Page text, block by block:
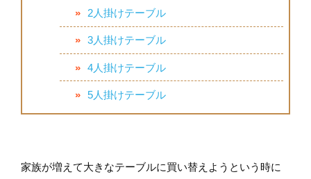
2人掛けテーブル
3人掛けテーブル
4人掛けテーブル
5人掛けテーブル
家族が増えて大きなテーブルに買い替えようという時に